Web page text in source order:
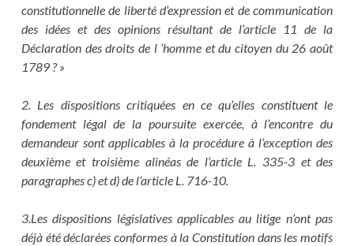
constitutionnelle de liberté d’expression et de communication
des idées et des opinions résultant de l’article 11 de la
Déclaration des droits de l ’homme et du citoyen du 26 août
1789 ? »
2. Les dispositions critiquées en ce qu’elles constituent le
fondement légal de la poursuite exercée, à l’encontre du
demandeur sont applicables à la procédure à l’exception des
deuxième et troisième alinéas de l’article L. 335-3 et des
paragraphes c) et d) de l’article L. 716-10.
3.Les dispositions législatives applicables au litige n’ont pas
déjà été déclarées conformes à la Constitution dans les motifs